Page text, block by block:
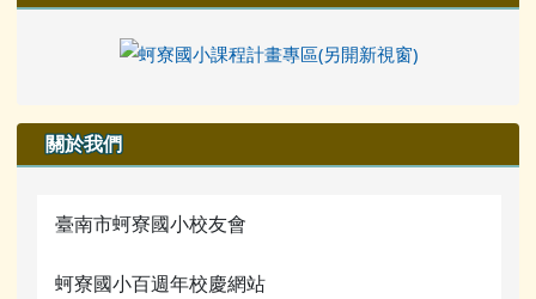
關於我們
臺南市蚵寮國小校友會
蚵寮國小百週年校慶網站